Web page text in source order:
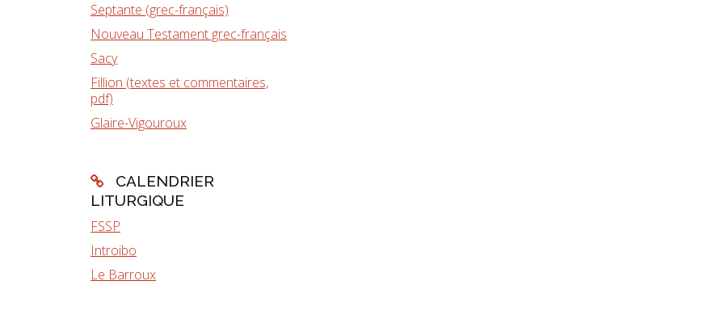
Septante (grec-français)
Nouveau Testament grec-français
Sacy
Fillion (textes et commentaires,
pdf)
Glaire-Vigouroux
CALENDRIER
LITURGIQUE
FSSP
Introibo
Le Barroux